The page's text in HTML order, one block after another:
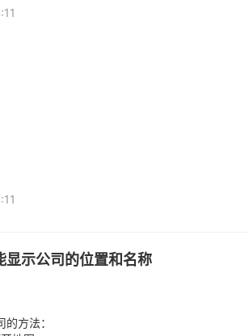
显示公司的位置和名称
方法：